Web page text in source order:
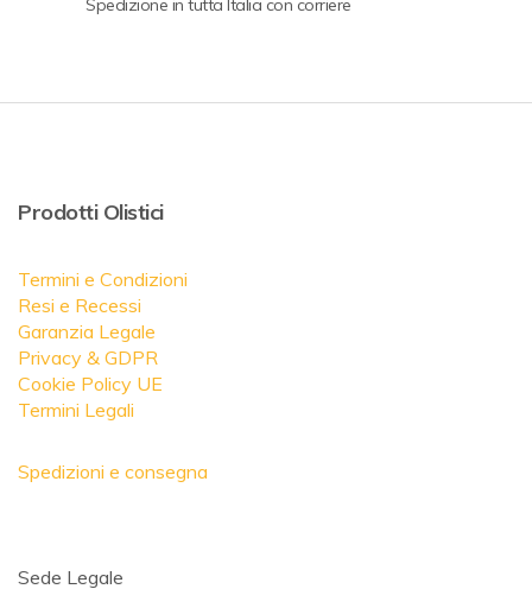
Spedizione in tutta Italia con corriere
Prodotti Olistici
Termini e Condizioni
Resi e Recessi
Garanzia Legale
Privacy & GDPR
Cookie Policy UE
Termini Legali
Spedizioni e consegna
Sede Legale